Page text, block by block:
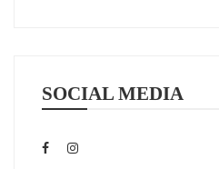
SOCIAL MEDIA